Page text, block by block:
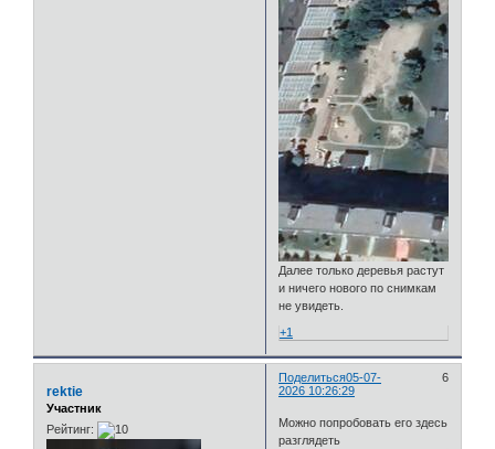
Далее только деревья растут
и ничего нового по снимкам
не увидеть.
+1
Поделиться 6
05-07-
2026 10:26:29
rektie
Участник
Рейтинг:
Можно попробовать его здесь
разглядеть